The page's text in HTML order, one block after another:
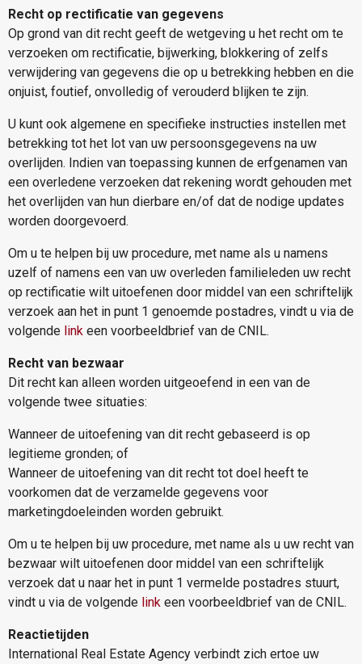
Recht op rectificatie van gegevens
Op grond van dit recht geeft de wetgeving u het recht om te
verzoeken om rectificatie, bijwerking, blokkering of zelfs
verwijdering van gegevens die op u betrekking hebben en die
onjuist, foutief, onvolledig of verouderd blijken te zijn.
U kunt ook algemene en specifieke instructies instellen met
betrekking tot het lot van uw persoonsgegevens na uw
overlijden. Indien van toepassing kunnen de erfgenamen van
een overledene verzoeken dat rekening wordt gehouden met
het overlijden van hun dierbare en/of dat de nodige updates
worden doorgevoerd.
Om u te helpen bij uw procedure, met name als u namens
uzelf of namens een van uw overleden familieleden uw recht
op rectificatie wilt uitoefenen door middel van een schriftelijk
verzoek aan het in punt 1 genoemde postadres, vindt u via de
volgende link een voorbeeldbrief van de CNIL.
Recht van bezwaar
Dit recht kan alleen worden uitgeoefend in een van de
volgende twee situaties:
Wanneer de uitoefening van dit recht gebaseerd is op
legitieme gronden; of
Wanneer de uitoefening van dit recht tot doel heeft te
voorkomen dat de verzamelde gegevens voor
marketingdoeleinden worden gebruikt.
Om u te helpen bij uw procedure, met name als u uw recht van
bezwaar wilt uitoefenen door middel van een schriftelijk
verzoek dat u naar het in punt 1 vermelde postadres stuurt,
vindt u via de volgende link een voorbeeldbrief van de CNIL.
Reactietijden
International Real Estate Agency verbindt zich ertoe uw